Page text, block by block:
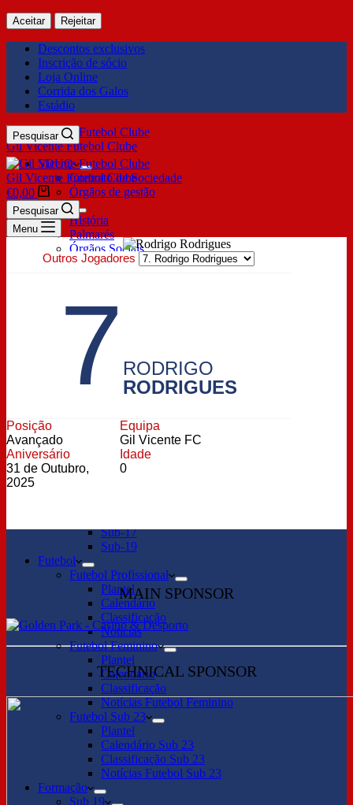
Aceitar Rejeitar
Descontos exclusivos
Inscrição de sócio
Loja Online
Corrida dos Galos
Estádio
Gil Vicente Futebol Clube
Pesquisar
SDUQ
Contrato de Sociedade
Órgãos de gestão
Clube
História
Palmarés
Órgãos Sociais
Prestação de contas
Descontos Exclusivos
Lugar Anual & Renovação
Inscrição de sócio
Pagamento de quotas
Bilheteira
Parceiros
Patrocinador Principal
Oficial Sponsor
Notícias
Profissional
Feminino
Sub-17
Sub-19
Futebol
Futebol Profissional
Plantel
Calendário
Classificação
Notícias
Futebol Feminino
Plantel
Calendário
Classificação
Notícias Futebol Feminino
Futebol Sub 23
Plantel
Calendário Sub 23
Classificação Sub 23
Notícias Futebol Sub 23
Formação
Sub 19
Gil Vicente Futebol Clube
€0,00
Pesquisar
Menu
Outros Jogadores
7 RODRIGO
RODRIGUES
Posição
Avançado
Equipa
Gil Vicente FC
Aniversário
31 de Outubro,
2025
Idade
0
MAIN SPONSOR
TECHNICAL SPONSOR